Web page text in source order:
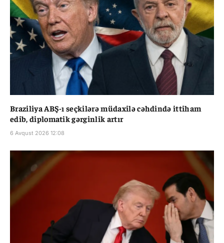
Braziliya ABŞ-ı seçkilərə müdaxilə cəhdində ittiham
edib, diplomatik gərginlik artır
6 Avqust 2026 12:08